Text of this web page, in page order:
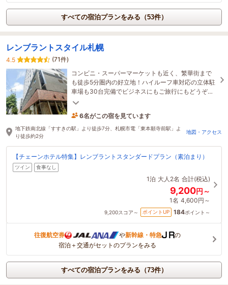
すべての宿泊プランをみる（53件）
レンブラントスタイル札幌
4.5
(71件)
コンビニ・スーパーマーケットも近く、繁華街まで
も徒歩5分圏内の好立地！ハイルーフ車対応の立体駐
車場も30台完備でビジネスにもご旅行にもどうぞ！
ドムドムハンバーガールームが人気！
6名がこの宿を見ています
18分前に予約されました
地下鉄南北線「すすきの駅」より徒歩7分、札幌市電「東本願寺前駅」よ
り徒歩約2分
地図・アクセス
【チェーンホテル特集】レンブラントスタンダードプラン（素泊まり）
ツイン 食事なし
1泊 大人2名 合計(税込)
9,200円～
1名 4,600円～
9,200スコア～ ポイントUP 184ポイント～
往復航空券 や新幹線・特急
の
宿泊＋交通がセットのプランをみる
すべての宿泊プランをみる（73件）